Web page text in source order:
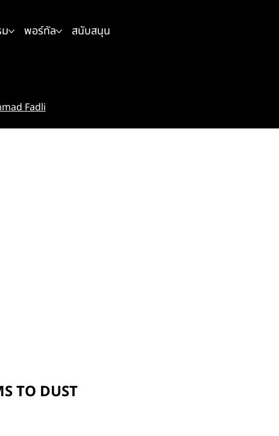
พอร์ทัล สนับสนุน
Fadli
TO DUST